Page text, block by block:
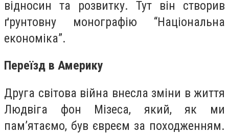
відносин та розвитку. Тут він створив
ґрунтовну монографію “Національна
економіка”.
Переїзд в Америку
Друга світова війна внесла зміни в життя
Людвіга фон Мізеса, який, як ми
пам’ятаємо, був євреєм за походженням.